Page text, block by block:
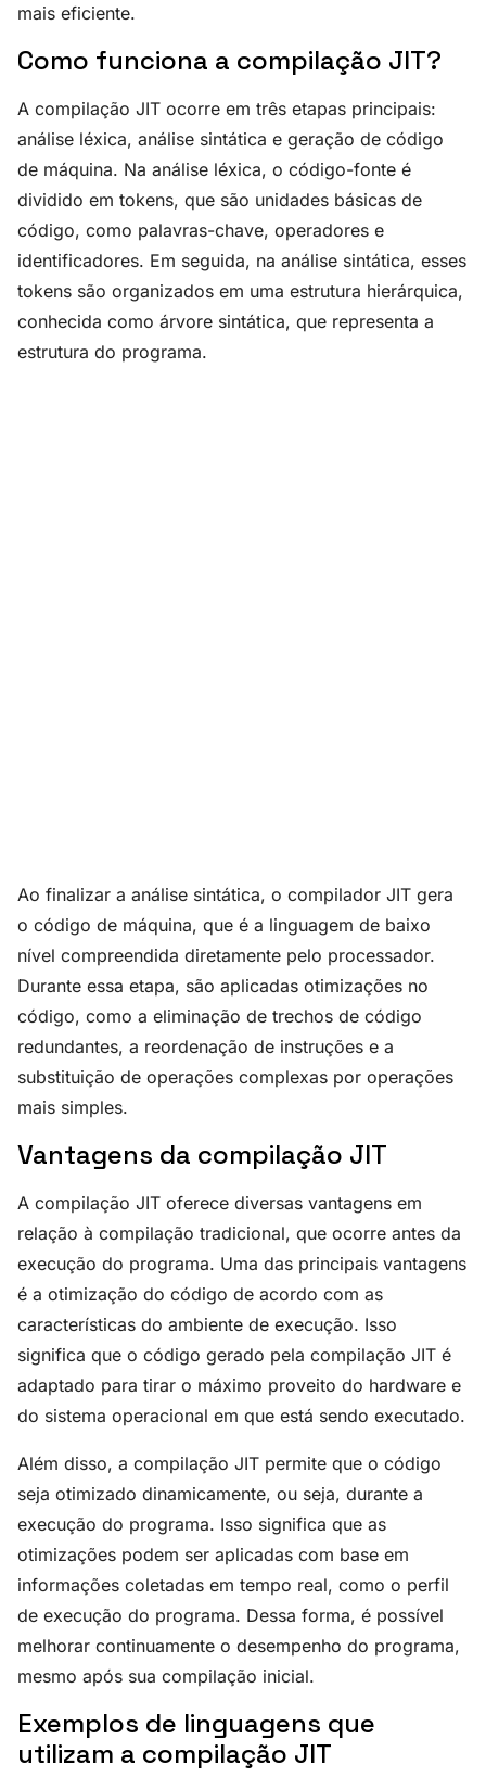
mais eficiente.
Como funciona a compilação JIT?
A compilação JIT ocorre em três etapas principais:
análise léxica, análise sintática e geração de código
de máquina. Na análise léxica, o código-fonte é
dividido em tokens, que são unidades básicas de
código, como palavras-chave, operadores e
identificadores. Em seguida, na análise sintática, esses
tokens são organizados em uma estrutura hierárquica,
conhecida como árvore sintática, que representa a
estrutura do programa.
Ao finalizar a análise sintática, o compilador JIT gera
o código de máquina, que é a linguagem de baixo
nível compreendida diretamente pelo processador.
Durante essa etapa, são aplicadas otimizações no
código, como a eliminação de trechos de código
redundantes, a reordenação de instruções e a
substituição de operações complexas por operações
mais simples.
Vantagens da compilação JIT
A compilação JIT oferece diversas vantagens em
relação à compilação tradicional, que ocorre antes da
execução do programa. Uma das principais vantagens
é a otimização do código de acordo com as
características do ambiente de execução. Isso
significa que o código gerado pela compilação JIT é
adaptado para tirar o máximo proveito do hardware e
do sistema operacional em que está sendo executado.
Além disso, a compilação JIT permite que o código
seja otimizado dinamicamente, ou seja, durante a
execução do programa. Isso significa que as
otimizações podem ser aplicadas com base em
informações coletadas em tempo real, como o perfil
de execução do programa. Dessa forma, é possível
melhorar continuamente o desempenho do programa,
mesmo após sua compilação inicial.
Exemplos de linguagens que
utilizam a compilação JIT